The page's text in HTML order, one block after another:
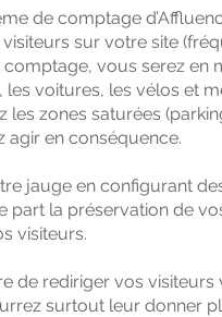
Demandez une
de comptage
sur votre site
vous serez en
voitures, les vélos et
les zones saturées
agir en conséquence.
jauge en configurant
part la préservation de
visiteurs.
de rediriger vos visiteurs
surtout leur donner